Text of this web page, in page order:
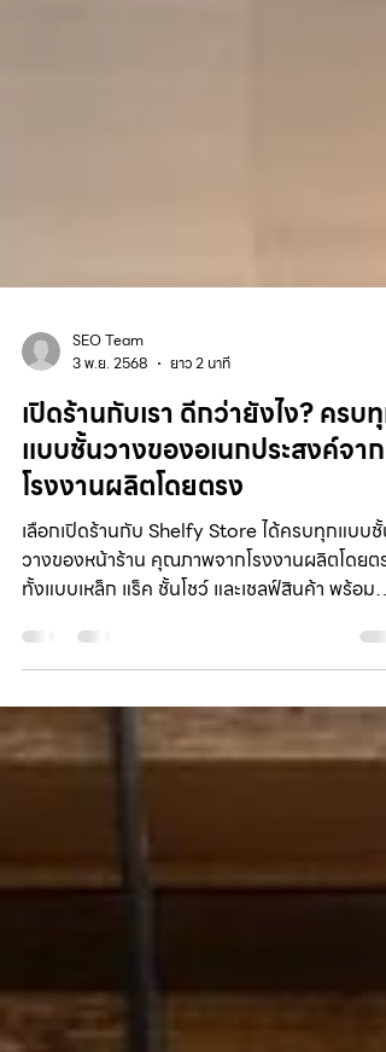
3 พ.ย. 2568
ยาว 2 นาที
เปิดร้านกับเรา ดีกว่ายังไง? ครบทุก
แบบชั้นวางของอเนกประสงค์จาก
โรงงานผลิตโดยตรง
เลือกเปิดร้านกับ Shelfy Store ได้ครบทุกแบบชั้น
ทั้งแบบเหล็ก แร็ค ชั้นโชว์ และเชลฟ์สินค้า พร้อม
บริการให้คำปรึกษา